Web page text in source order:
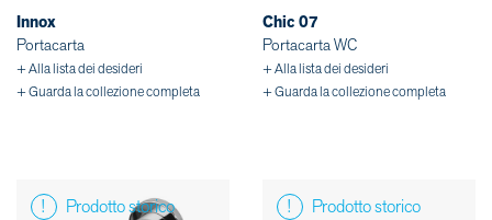
Innox
Portacarta
+ Alla lista dei desideri
+ Guarda la collezione completa
Chic 07
Portacarta WC
+ Alla lista dei desideri
+ Guarda la collezione completa
Prodotto storico Prodotto storico